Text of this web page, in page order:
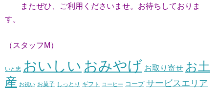
またぜひ、ご利用くださいませ。お待ちしておりま
す。
（スタッフM）
いと忠 おいしい おみやげ お取り寄せ お土
産 お祝い お菓子 しっとり ギフト コーヒー コープ サービスエリア